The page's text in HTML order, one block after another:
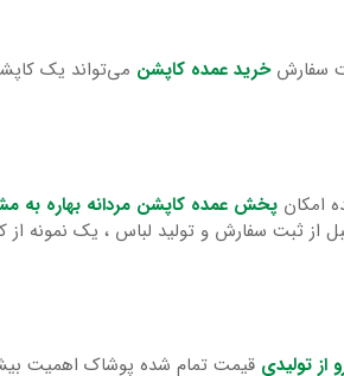
سفارشخرید عمده کاپشن می‌تواند یک
امکان پخش عمده کاپشن مردانه بهاره به
از ثبت سفارش و تولید لباس ، یک نمونه
از تولیدی قیمت تمام شده پوشاک اهمیت